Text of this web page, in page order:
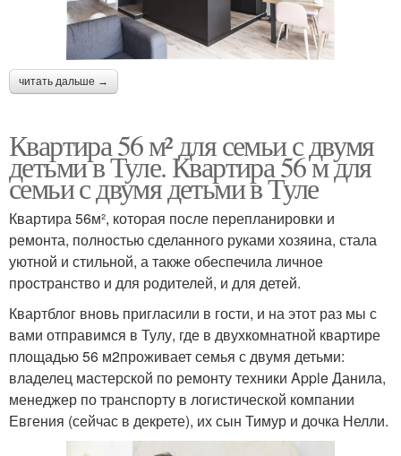
читать дальше →
Квартира 56 м² для семьи с двумя
детьми в Туле. Квартира 56 м для
семьи с двумя детьми в Туле
Квартира 56м², которая после перепланировки и
ремонта, полностью сделанного руками хозяина, стала
уютной и стильной, а также обеспечила личное
пространство и для родителей, и для детей.
Квартблог вновь пригласили в гости, и на этот раз мы с
вами отправимся в Тулу, где в двухкомнатной квартире
площадью 56 м2проживает семья с двумя детьми:
владелец мастерской по ремонту техники Apple Данила,
менеджер по транспорту в логистической компании
Евгения (сейчас в декрете), их сын Тимур и дочка Нелли.